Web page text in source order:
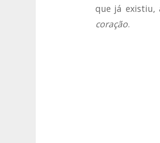
que já existiu,
coração.